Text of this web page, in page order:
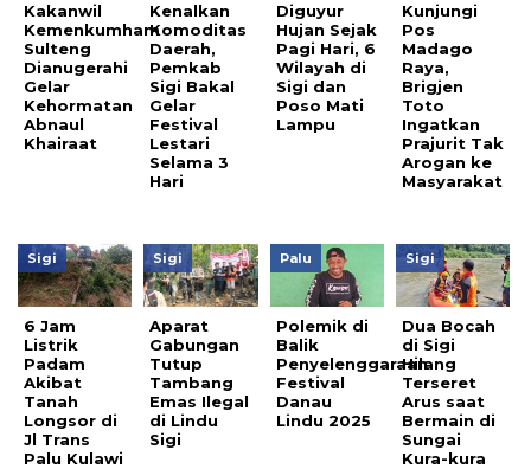
Kakanwil
Kemenkumham
Sulteng
Dianugerahi
Gelar
Kehormatan
Abnaul
Khairaat
Kenalkan
Komoditas
Daerah,
Pemkab
Sigi Bakal
Gelar
Festival
Lestari
Selama 3
Hari
Diguyur
Hujan Sejak
Pagi Hari, 6
Wilayah di
Sigi dan
Poso Mati
Lampu
Kunjungi
Pos
Madago
Raya,
Brigjen
Toto
Ingatkan
Prajurit Tak
Arogan ke
Masyarakat
Sigi
6 Jam
Listrik
Padam
Akibat
Tanah
Longsor di
Jl Trans
Palu Kulawi
Sigi
Aparat
Gabungan
Tutup
Tambang
Emas Ilegal
di Lindu
Sigi
Palu
Polemik di
Balik
Penyelenggaraan
Festival
Danau
Lindu 2025
Sigi
Dua Bocah
di Sigi
Hilang
Terseret
Arus saat
Bermain di
Sungai
Kura-kura